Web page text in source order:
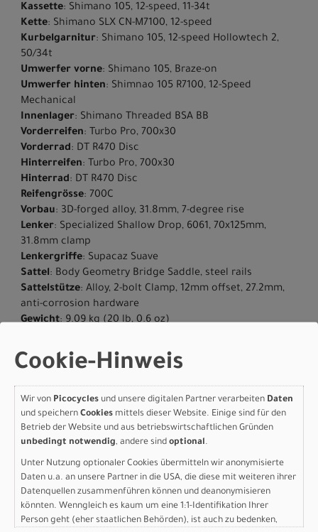
Kassette: Shimano 105, 12-speed, 11-34t
Kette: Shimano SLX CN-M7100, 12-speed
Kurbelgarnitur: Shimano 105, 12-speed Hollowtech 2,
50/34t
Umwerfer vorne: Shimano 105, Braze-on
Umwerfer hinten: Shimnao 105 R7100, 12-Speed
Mechanical
Innenlager: Shimano Threaded BSA BB
Vorderreifen: Turbo Pro, 700x30
Vorderrad: DT R470 Disc
Hinterreifen: Turbo Pro, 700x30
Hinterrad: DT R470 Disc
Reifengrösse: 700C
Vorbau: 3D-forged alloy, 31.8mm, 7-degree rise
Lenker: Specialized Shallow Drop, 6061, 70x125mm,
31.8mm clamp
Lenkergriffe: Supacaz Suave
Sattel: Body Geometry Bridge Saddle, steel rails
Sattelstütze: Alloy, 2-bolt Clamp, 12mm offset, 27.2mm,
anti-corrosion hardware
Gewicht: 9.09 kg (20 lb, 0.6 oz)
Herstellerdaten gem. GPSR
Hauptstr. 4
D-83607 Holzkirchen
+49 8024 90 288 01
Varianten
Cookie-Hinweis
Wir von Picocycles und unsere digitalen Partner verarbeiten Daten
und speichern Cookies mittels dieser Website. Einige sind für den
Betrieb der Website und aus betriebswirtschaftlichen Gründen
unbedingt notwendig, andere sind optional.
Unter Nutzung optionaler Cookies übermitteln wir anonymisierte
Daten u.a. an unsere Partner in die USA, die diese mit weiteren ihrer
Datenquellen zusammenführen können und deanonymisieren
könnten. Wenngleich es kaum um eine 1:1-Identifikation Ihrer
Person geht (eher staatlichen Behörden), ist auch zu bedenken,